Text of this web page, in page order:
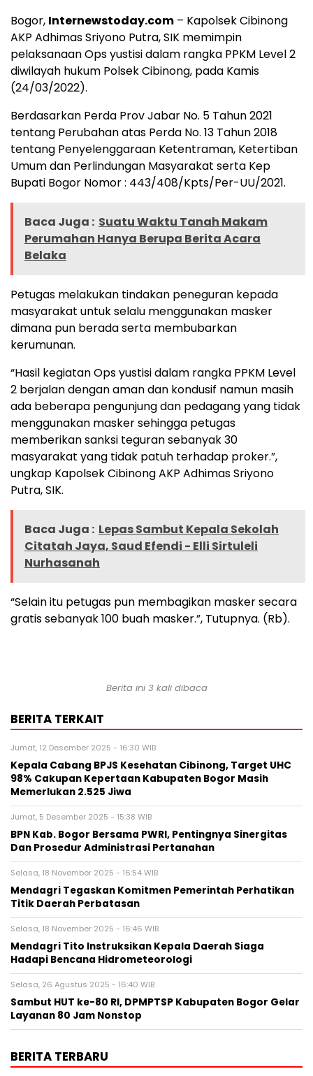
Bogor, Internewstoday.com – Kapolsek Cibinong
AKP Adhimas Sriyono Putra, SIK memimpin
pelaksanaan Ops yustisi dalam rangka PPKM Level 2
diwilayah hukum Polsek Cibinong, pada Kamis
(24/03/2022).
Berdasarkan Perda Prov Jabar No. 5 Tahun 2021
tentang Perubahan atas Perda No. 13 Tahun 2018
tentang Penyelenggaraan Ketentraman, Ketertiban
Umum dan Perlindungan Masyarakat serta Kep
Bupati Bogor Nomor : 443/408/Kpts/Per-UU/2021.
Baca Juga : Suatu Waktu Tanah Makam
Perumahan Hanya Berupa Berita Acara
Belaka
Petugas melakukan tindakan peneguran kepada
masyarakat untuk selalu menggunakan masker
dimana pun berada serta membubarkan
kerumunan.
“Hasil kegiatan Ops yustisi dalam rangka PPKM Level
2 berjalan dengan aman dan kondusif namun masih
ada beberapa pengunjung dan pedagang yang tidak
menggunakan masker sehingga petugas
memberikan sanksi teguran sebanyak 30
masyarakat yang tidak patuh terhadap proker.”,
ungkap Kapolsek Cibinong AKP Adhimas Sriyono
Putra, SIK.
Baca Juga : Lepas Sambut Kepala Sekolah
Citatah Jaya, Saud Efendi - Elli Sirtuleli
Nurhasanah
“Selain itu petugas pun membagikan masker secara
gratis sebanyak 100 buah masker.”, Tutupnya. (Rb).
Berita ini 3 kali dibaca
BERITA TERKAIT
Jumat, 12 Desember 2025 - 16:30 WIB
Kepala Cabang BPJS Kesehatan Cibinong, Target UHC
98% Cakupan Kepertaan Kabupaten Bogor Masih
Memerlukan 2.525 Jiwa
Jumat, 5 Desember 2025 - 15:38 WIB
BPN Kab. Bogor Bersama PWRI, Pentingnya Sinergitas
Dan Prosedur Administrasi Pertanahan
Selasa, 18 November 2025 - 16:54 WIB
Mendagri Tegaskan Komitmen Pemerintah Perhatikan
Titik Daerah Perbatasan
Selasa, 18 November 2025 - 16:46 WIB
Mendagri Tito Instruksikan Kepala Daerah Siaga
Hadapi Bencana Hidrometeorologi
Selasa, 26 Agustus 2025 - 16:40 WIB
Sambut HUT ke-80 RI, DPMPTSP Kabupaten Bogor Gelar
Layanan 80 Jam Nonstop
BERITA TERBARU